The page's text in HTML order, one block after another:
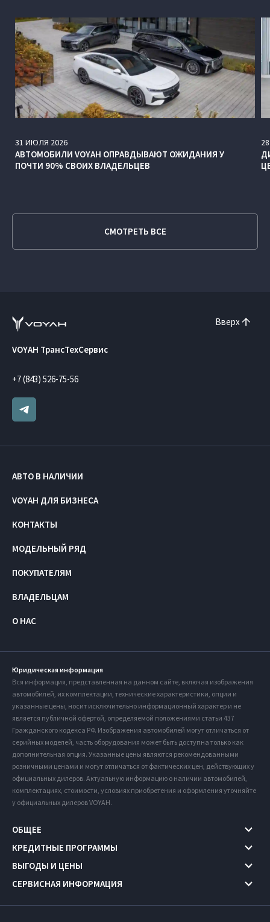
31 ИЮЛЯ 2026
АВТОМОБИЛИ VOYAH ОПРАВДЫВАЮТ ОЖИДАНИЯ У
ПОЧТИ 90% СВОИХ ВЛАДЕЛЬЦЕВ
28
СМОТРЕТЬ ВСЕ
Вверх
VOYAH ТрансТехСервис
+7 (843) 526-75-56
АВТО В НАЛИЧИИ
VOYAH ДЛЯ БИЗНЕСА
КОНТАКТЫ
МОДЕЛЬНЫЙ РЯД
ПОКУПАТЕЛЯМ
ВЛАДЕЛЬЦАМ
О НАС
Юридическая информация
Вся информация, представленная на данном сайте, включая изображения
автомобилей, их комплектации, технические характеристики, опции и
указанные цены, носит исключительно информационный характер и не
является публичной офертой, определяемой положениями статьи 437
Гражданского кодекса РФ. Изображения автомобилей могут отличаться от
серийных моделей, часть оборудования может быть доступна только как
дополнительная опция. Указанные цены являются рекомендованными
розничными ценами и могут отличаться от фактических цен, действующих у
официальных дилеров. Актуальную информацию о наличии автомобилей,
комплектациях, стоимости, условиях приобретения и оформления уточняйте
у официальных дилеров VOYAH.
ОБЩЕЕ
КРЕДИТНЫЕ ПРОГРАММЫ
ВЫГОДЫ И ЦЕНЫ
СЕРВИСНАЯ ИНФОРМАЦИЯ